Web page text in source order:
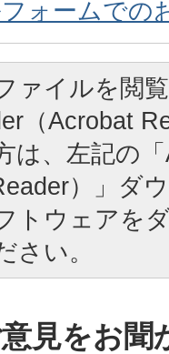
ォームでの
ァイルを閲
（Acrobat
は、左記の
）」ダ
トウェアを
さい。
見をお聞